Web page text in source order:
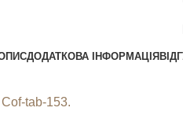
ДОДАТКОВА ІНФОРМАЦІЯ
tab-153.